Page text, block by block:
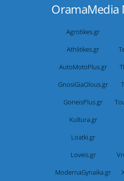
OramaMedia
Agrotikes.gr
Athlitikes.gr
AutoMotoPlus.gr
GnosiGiaOlous.gr
GoneisPlus.gr
Kultura.gr
Loatki.gr
Loveis.gr
ModernaGynaika.gr